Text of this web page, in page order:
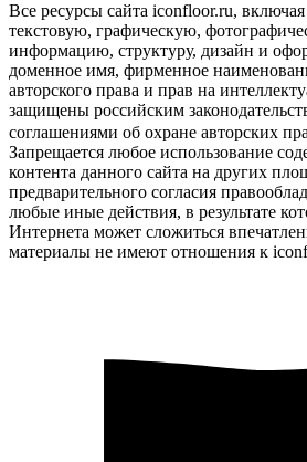
Все ресурсы сайта iconfloor.ru,
текстовую, графическую,
информацию, структуру, дизайн и
доменное имя, фирменное
авторского права и прав на
защищены российским
соглашениями об охране авторских
Запрещается любое использование
контента данного сайта на других
предварительного согласия
любые иные действия, в результате
Интернета может сложиться
материалы не имеют отношения к